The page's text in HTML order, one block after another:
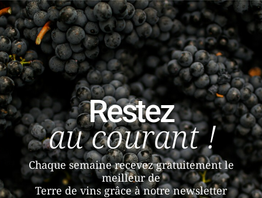
Restez
au courant !
Chaque semaine recevez gratuitement le
meilleur de
Terre de vins grâce à notre newsletter